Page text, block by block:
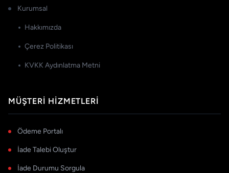
Kurumsal
Hakkımızda
Çerez Politikası
KVKK Aydınlatma Metni
MÜŞTERI HIZMETLERI
Ödeme Portalı
İade Talebi Oluştur
İade Durumu Sorgula